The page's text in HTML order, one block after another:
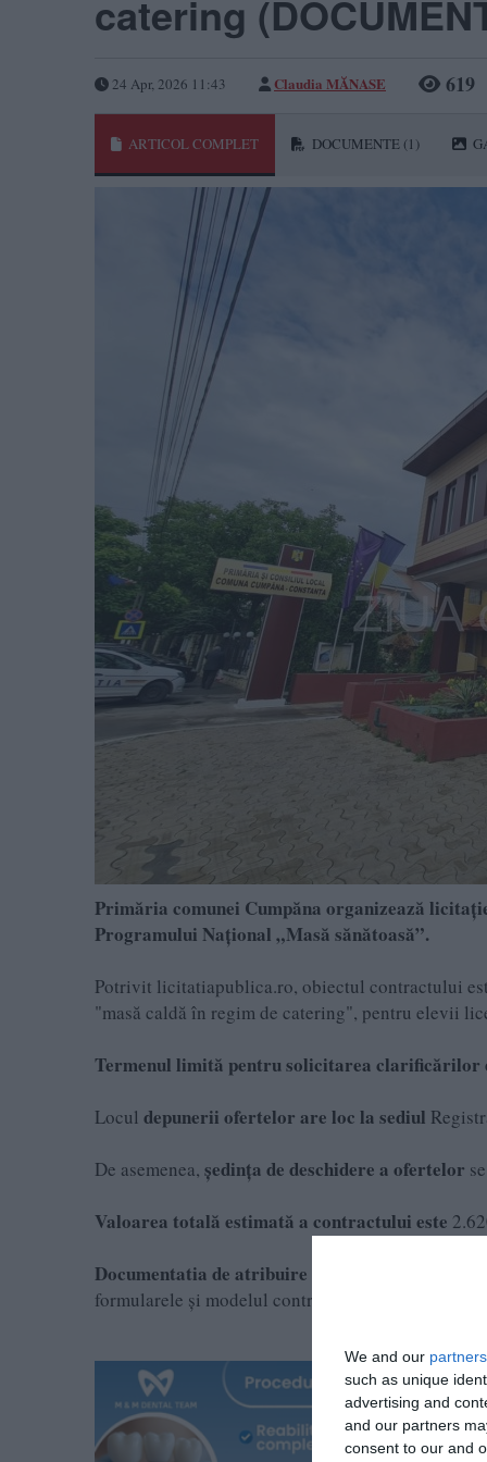
We and our partners
such as unique
advertising and
and our partners
consent to our and
catering
24 Apr, 2026 11:43 Claudia MĂNASE 619
ARTICOL COMPLET DOCUMENTE (1)
Primăria comunei Cumpăna organizează
Programului Național „Masă sănătoasă”.
Potrivit licitatiapublica.ro, obiectul contractului
"masă caldă în regim de catering", pentru elevii
Termenul limită pentru solicitarea clarificărilor
Locul depunerii ofertelor are loc la sediul
De asemenea, ședința de deschidere a ofertelor
Valoarea totală estimată a contractului este
Documentatia de atribuire trebuie să conțină
formularele și modelul contractului.